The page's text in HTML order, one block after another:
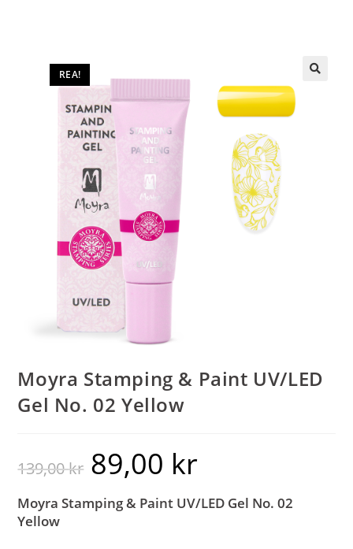
REA!
Moyra Stamping & Paint UV/LED
Gel No. 02 Yellow
139,00kr 89,00 kr
Moyra Stamping & Paint UV/LED Gel No. 02
Yellow